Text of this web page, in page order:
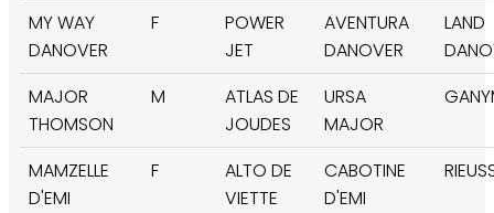
MY WAY
DANOVER
F
POWER
JET
AVENTURA
DANOVER
LAND
MAJOR
THOMSON
M
ATLAS DE
JOUDES
URSA
MAJOR
MAMZELLE
D'EMI
F
ALTO DE
VIETTE
CABOTINE
D'EMI